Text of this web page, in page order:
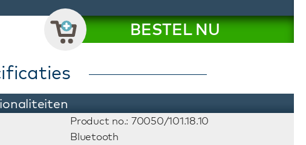
BESTEL NU
Product no.: 70050/101.18.10
Bluetooth